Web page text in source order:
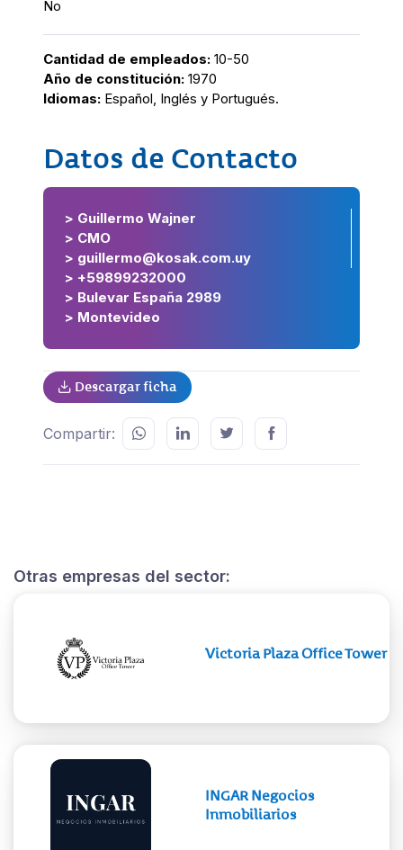
Otras empresas del sector:
Victoria Plaza Office Tower
INGAR Negocios
Inmobiliarios
No
Cantidad de empleados: 10-50
Año de constitución: 1970
Idiomas: Español, Inglés y Portugués.
Datos de Contacto
> Guillermo Wajner
> CMO
> guillermo@kosak.com.uy
> +59899232000
> Bulevar España 2989
> Montevideo
Descargar ficha
Compartir: